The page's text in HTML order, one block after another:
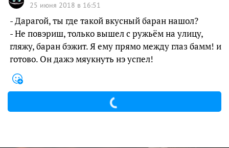
25 июня 2018 в 16:51
- Дарагой, ты где такой вкусный баран нашол?
- Не повэриш, только вышел с ружьём на улицу,
гляжу, баран бэжит. Я ему прямо между глаз бамм! и
готово. Он дажэ мяукнуть нэ успел!